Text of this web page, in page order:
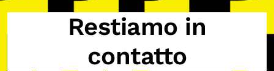
Restiamo in
contatto